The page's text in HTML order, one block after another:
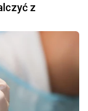
z